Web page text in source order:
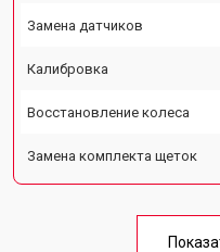
Замена датчиков
Калибровка
Восстановление колеса
Замена комплекта щеток